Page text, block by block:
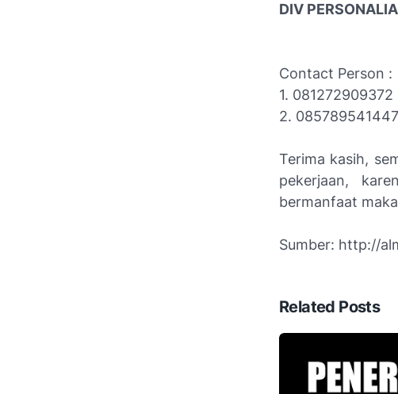
DIV PERSONALIA
Contact Person :
1. 081272909372
2. 085789541447
Terima kasih,
pekerjaan,
bermanfaat
Sumber: http://
Related Posts